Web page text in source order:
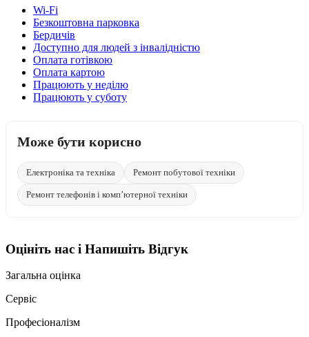
Wi-Fi
Безкоштовна парковка
Бердичів
Доступно для людей з інвалідністю
Оплата готівкою
Оплата картою
Працюють у неділю
Працюють у суботу
Може бути корисно
Електроніка та техніка Ремонт побутової техніки
Ремонт телефонів і комп’ютерної техніки
Оцініть нас і Напишіть Відгук
Загальна оцінка
Сервіс
Професіоналізм